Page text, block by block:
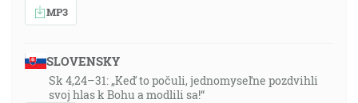
MP3
SLOVENSKY
Sk 4,24–31: „Keď to počuli, jednomyseľne pozdvihli
svoj hlas k Bohu a modlili sa!“